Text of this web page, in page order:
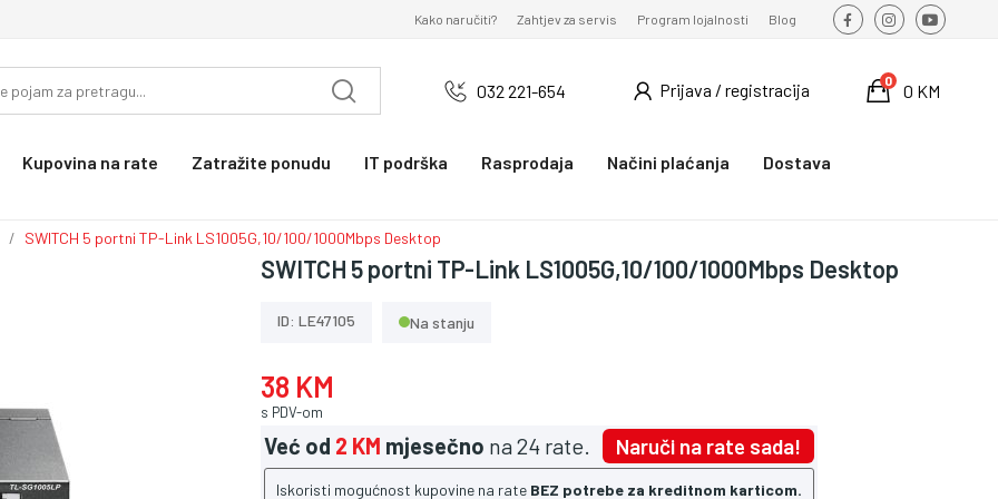
Kako naručiti? Zahtjev za servis Program lojalnosti Blog
032 221-654 Prijava / registracija 0 KM
0
Kupovina na rate Zatražite ponudu IT podrška Rasprodaja Načini plaćanja Dostava
SWITCH 5 portni TP-Link LS1005G,10/100/1000Mbps Desktop
SWITCH 5 portni TP-Link LS1005G,10/100/1000Mbps Desktop
ID: LE47105 Na stanju
38 KM
s PDV-om
Već od 2 KM mjesečno na 24 rate. Naruči na rate sada!
Iskoristi mogućnost kupovine na rate BEZ potrebe za kreditnom karticom.